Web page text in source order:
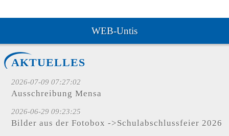
WEB-Untis
AKTUELLES
2026-07-09 07:27:02
Ausschreibung Mensa
2026-06-29 09:23:25
Bilder aus der Fotobox ->Schulabschlussfeier 2026